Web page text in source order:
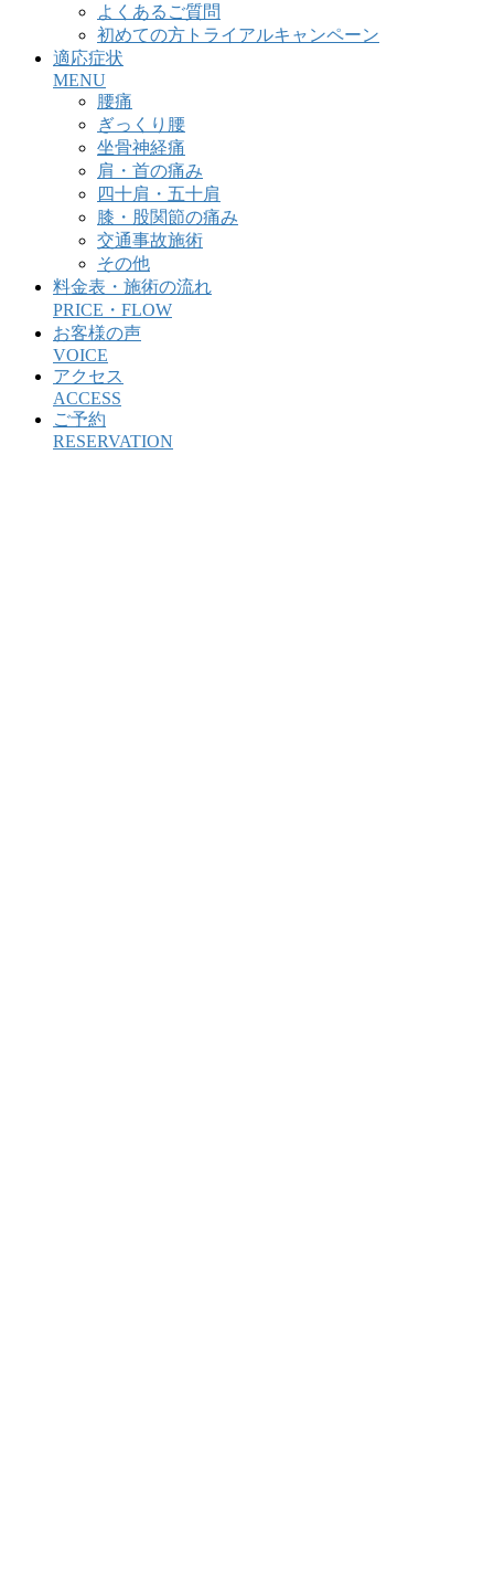
よくあるご質問
初めての方トライアルキャンペーン
適応症状
MENU
腰痛
ぎっくり腰
坐骨神経痛
肩・首の痛み
四十肩・五十肩
膝・股関節の痛み
交通事故施術
その他
料金表・施術の流れ
PRICE・FLOW
お客様の声
VOICE
アクセス
ACCESS
ご予約
RESERVATION